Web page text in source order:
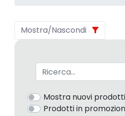
Mostra/Nascondi
Barra di ricerca
Mostra nuovi prodotti
Prodotti in